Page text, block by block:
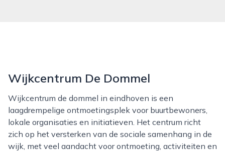
Wijkcentrum De Dommel
Wijkcentrum de dommel in eindhoven is een
laagdrempelige ontmoetingsplek voor buurtbewoners,
lokale organisaties en initiatieven. Het centrum richt
zich op het versterken van de sociale samenhang in de
wijk, met veel aandacht voor ontmoeting, activiteiten en